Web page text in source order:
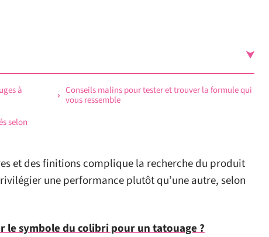
à
selon
Conseils malins pour tester et trouver la formule qui
vous ressemble
et des finitions complique la recherche du produit
une performance plutôt qu’une autre, selon
le symbole du colibri pour un tatouage ?